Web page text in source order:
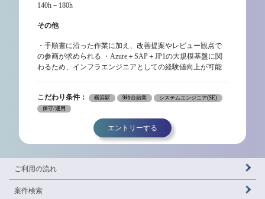
140h－180h
その他
・手順書に沿った作業に加え、改善提案やレビュー観点で
の参画が求められる ・Azure＋SAP＋JP1の大規模基盤に関
わるため、インフラエンジニアとしての経験値向上が可能
こだわり条件： 横浜駅 9時台始業
システムエンジニア(SE)
保守/運用
エントリーする
ご利用の流れ
案件検索